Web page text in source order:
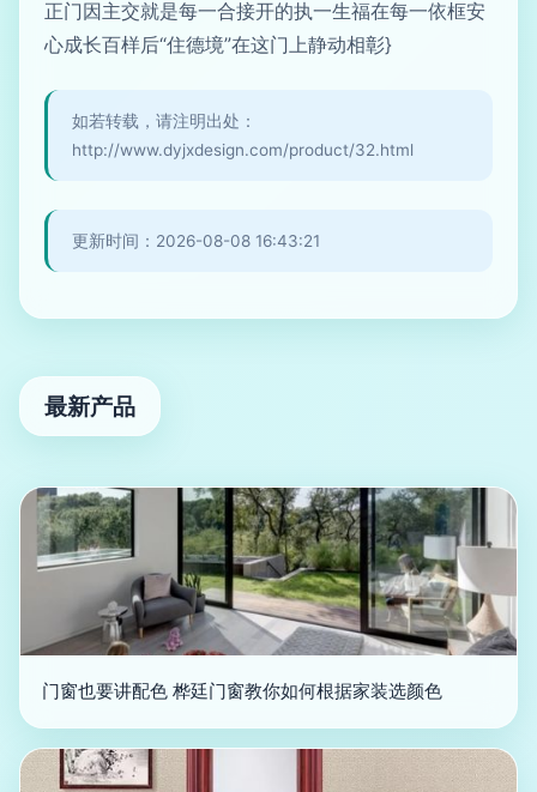
正门因主交就是每一合接开的执一生福在每一依框安
心成长百样后“住德境”在这门上静动相彰}
如若转载，请注明出处：
http://www.dyjxdesign.com/product/32.html
更新时间：2026-08-08 16:43:21
最新产品
门窗也要讲配色 桦廷门窗教你如何根据家装选颜色